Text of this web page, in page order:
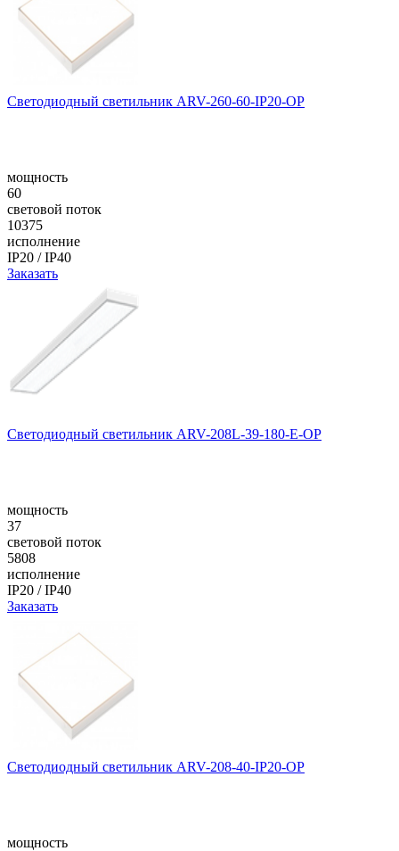
Светодиодный светильник ARV-260-60-IP20-OP
мощность
60
световой поток
10375
исполнение
IP20 / IP40
Заказать
Светодиодный светильник ARV-208L-39-180-E-OP
мощность
37
световой поток
5808
исполнение
IP20 / IP40
Заказать
Светодиодный светильник ARV-208-40-IP20-OP
мощность